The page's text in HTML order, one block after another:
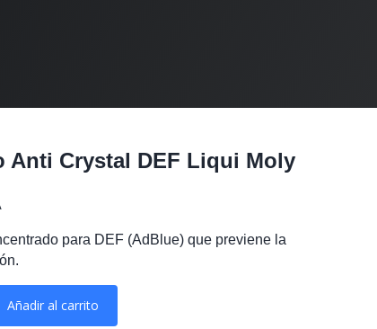
Anti Crystal DEF Liqui Moly
para DEF (AdBlue) que previene la
Añadir al carrito